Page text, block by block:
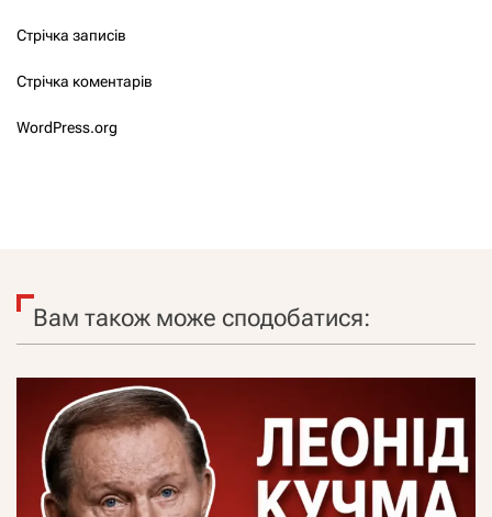
Стрічка записів
Стрічка коментарів
WordPress.org
Вам також може сподобатися: